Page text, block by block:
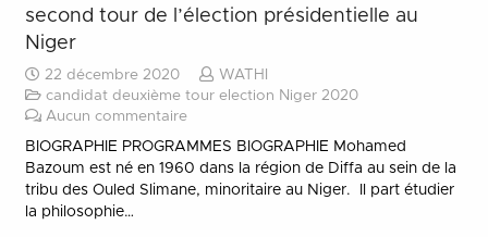
second tour de l’élection présidentielle au
Niger
22 décembre 2020
WATHI
candidat deuxième tour election Niger 2020
Aucun commentaire
BIOGRAPHIE PROGRAMMES BIOGRAPHIE Mohamed
Bazoum est né en 1960 dans la région de Diffa au sein de la
tribu des Ouled Slimane, minoritaire au Niger. Il part étudier
la philosophie…